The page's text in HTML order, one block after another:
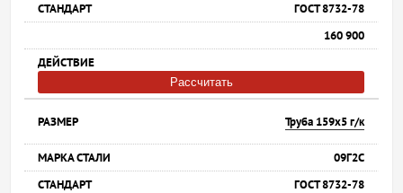
ГОСТ 8732-78
160 900
Рассчитать
Труба 159х5 г/к
09Г2С
ГОСТ 8732-78